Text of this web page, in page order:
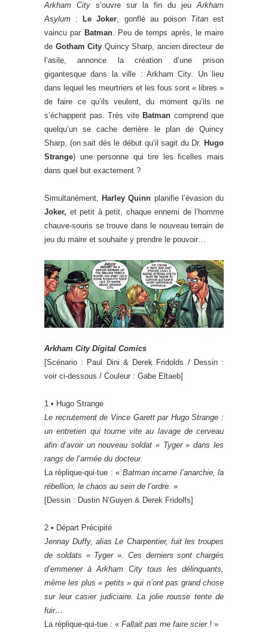
Arkham City s’ouvre sur la fin du jeuArkham
Asylum : Le Joker, gonflé au poison Titanest
vaincu par Batman. Peu de temps après, le maire
de Gotham City Quincy Sharp, ancien directeur de
l’asile, annonce la création d’une prison
gigantesque dans la ville : Arkham City. Un lieu
dans lequel les meurtriers et les fous sont « libres »
de faire ce qu’ils veulent, du moment qu’ils ne
s’échappent pas. Très vite Batman comprend que
quelqu’un se cache derrière le plan de Quincy
Sharp, (on sait dès le début qu’il sagit du Dr. Hugo
Strange) une personne qui tire les ficelles mais
dans quel but exactement ?
Simultanément, Harley Quinn planifie l’évasion du
Joker, et petit à petit, chaque ennemi de l’homme
chauve-souris se trouve dans le nouveau terrain de
jeu du maire et souhaite y prendre le pouvoir…
Arkham City Digital Comics
[Scénario : Paul Dini & Derek Fridolds / Dessin :
voir ci-dessous / Couleur : Gabe Eltaeb]
1 • Hugo Strange
Le recrutement de Vince Garett par Hugo Strange :
un entretien qui tourne vite au lavage de cerveau
afin d’avoir un nouveau soldat « Tyger » dans les
rangs de l’armée du docteur.
La réplique-qui-tue : « Batman incarne l’anarchie, la
rébellion, le chaos au sein de l’ordre. »
[Dessin : Dustin N’Guyen & Derek Fridolfs]
2 • Départ Précipité
Jennay Duffy, alias Le Charpentier, fuit les troupes
de soldats « Tyger ». Ces derniers sont chargés
d’emmener à Arkham City tous les délinquants,
même les plus « petits » qui n’ont pas grand chose
sur leur casier judiciaire. La jolie rousse tente de
fuir…
La réplique-qui-tue : « Fallait pas me faire scier ! »